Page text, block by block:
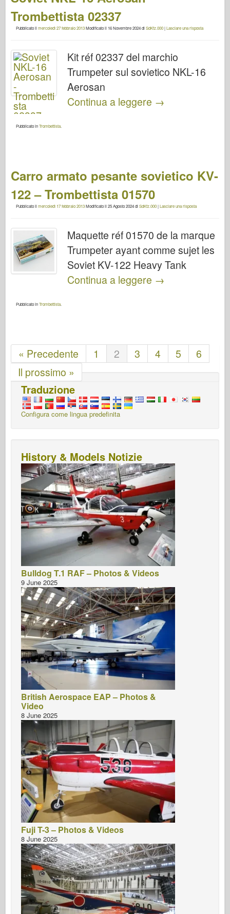
Trombettista 02337
Pubblicato ilmercoledì 27 febbraio 2013Modificato il 16 Novembre 2024diSdKfz.000|Lasciare una risposta
Kit réf 02337 del marchio
Trumpeter sul sovietico NKL-16
Aerosan
Continua a leggere →
Pubblicato inTrombettista
Carro armato pesante sovietico KV-
122 – Trombettista 01570
Pubblicato ilmercoledì 17 febbraio 2013Modificato il25 Agosto 2024diSdKfz.000|Lasciare una risposta
Maquette réf 01570 de la marque
Trumpeter ayant comme sujet les
Soviet KV-122 Heavy Tank
Continua a leggere →
Pubblicato inTrombettista
« Precedente 1 2 3 4 5
6
Il prossimo »
Traduzione
Configura come lingua predefinita
History & Models Notizie
Bulldog T.1 RAF – Photos & Videos
9 June 2025
British Aerospace EAP – Photos &
Video
8 June 2025
Fuji T-3 – Photos & Videos
8 June 2025